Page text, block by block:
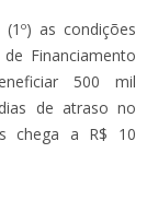
as condições
Financiamento
500 mil
de atraso no
chega a R$ 10